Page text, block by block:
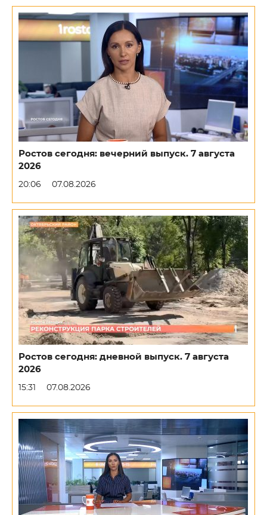
Ростов сегодня: вечерний выпуск. 7 августа
2026
20:06 07.08.2026
Ростов сегодня: дневной выпуск. 7 августа
2026
15:31 07.08.2026